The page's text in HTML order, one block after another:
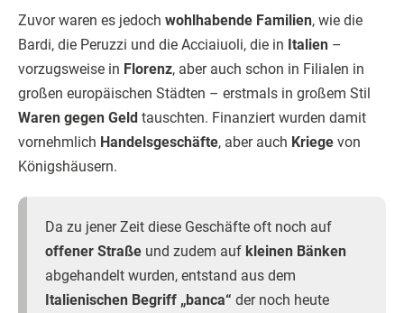
Zuvor waren es jedoch wohlhabende Familien, wie die
Bardi, die Peruzzi und die Acciaiuoli, die in Italien –
vorzugsweise in Florenz, aber auch schon in Filialen in
großen europäischen Städten – erstmals in großem Stil
Waren gegen Geld tauschten. Finanziert wurden damit
vornehmlich Handelsgeschäfte, aber auch Kriege von
Königshäusern.
Da zu jener Zeit diese Geschäfte oft noch auf
offener Straße und zudem auf kleinen Bänken
abgehandelt wurden, entstand aus dem
Italienischen Begriff „banca“ der noch heute